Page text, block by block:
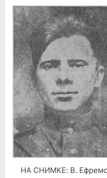
НА СНИМКЕ: В.